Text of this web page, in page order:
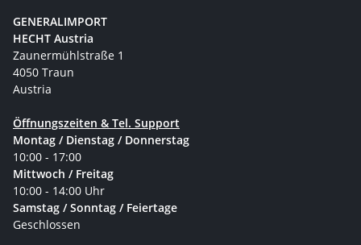
GENERALIMPORT
HECHT Austria
Zaunermühlstraße 1
4050 Traun
Austria
Öffnungszeiten & Tel. Support
Montag / Dienstag / Donnerstag
10:00 - 17:00
Mittwoch / Freitag
10:00 - 14:00 Uhr
Samstag / Sonntag / Feiertage
Geschlossen